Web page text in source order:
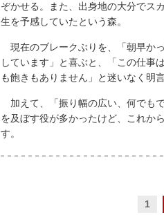
ぞかせる。また、出身地の大分でス
生を予感していたという森。
現在のブレークぶりを、「朝早か
しています」と喜ぶと、「この仕事
も飽きもありません」と迷いなく明言
加えて、「振り幅の広い、何でも
を及ぼす役が多かったけど、これか
す。
1